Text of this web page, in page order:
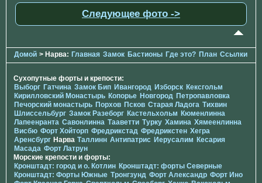
Следующее фото ->
Домой > Нарва: Главная Замок Бастионы Где это? План Ссылки
Сухопутные форты и крепости:
Выборг Гатчина Замок Бип Ивангород Изборск Кексгольм
Кирилловский Монастырь Копорье Новгород Петропавловка
Печорcкий монастырь Порхов Псков Старая Ладога Тихвин
Шлиссельбург Замок Разеборг Кастельхольм Кюменлинна
Лапеенранта Савонлинна Тааветти Турку Хамина Хямеенлинна
Висбю Форт Хойторп Фредрикстад Фредрикстен Хегра
Аренсбург Нарва Таллинн Антипатрис Иерусалим Кесария
Масада Форт Латрун
Морские крепости и форты:
Кронштадт: город и о. Котлин Кронштадт: форты Северные
Кронштадт: Форты Южные Тронгзунд Форт Александр Форт Ино